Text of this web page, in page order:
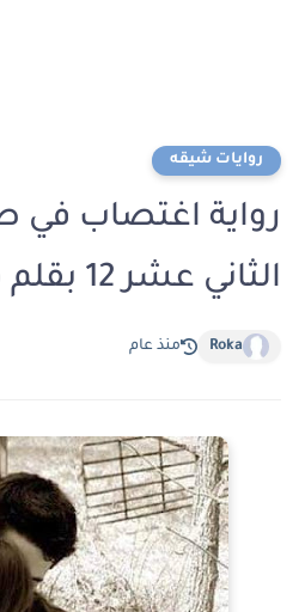
روايات شيقه
رواية اغتصاب
الثاني عشر 12 بقلم مجهول
Roka منذ عام